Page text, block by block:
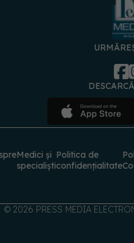
Medici și
specialiști
Politica de
confidențialitate
© 2026 PRESS MEDIA